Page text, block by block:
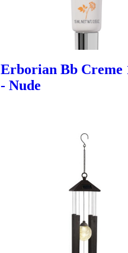
Erborian Bb Creme
- Nude